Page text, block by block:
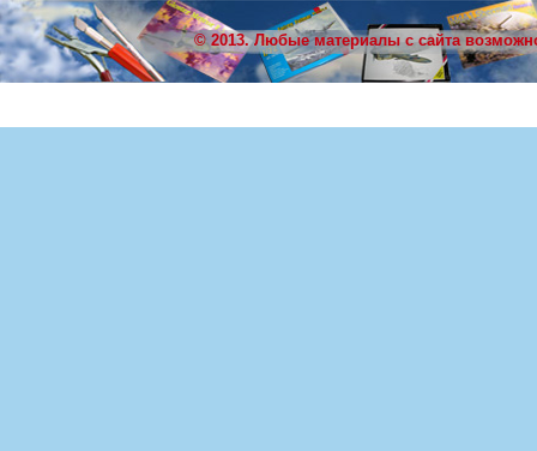
© 2013. Любые материалы с сайта